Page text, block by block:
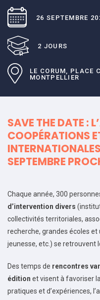
26 SEPTEMBRE
2 JOURS
LE CORUM, PLACE
MONTPELLIER
SAVE THE DATE :
COOPÉRATIONS
SEPTEMBRE
Chaque année, 300
d’intervention divers
collectivités territoriales,
recherche, grandes écoles
jeunesse, etc.) se retrouvent
Des temps de rencontres
édition et visent à favoriser
pratiques et d’expériences,